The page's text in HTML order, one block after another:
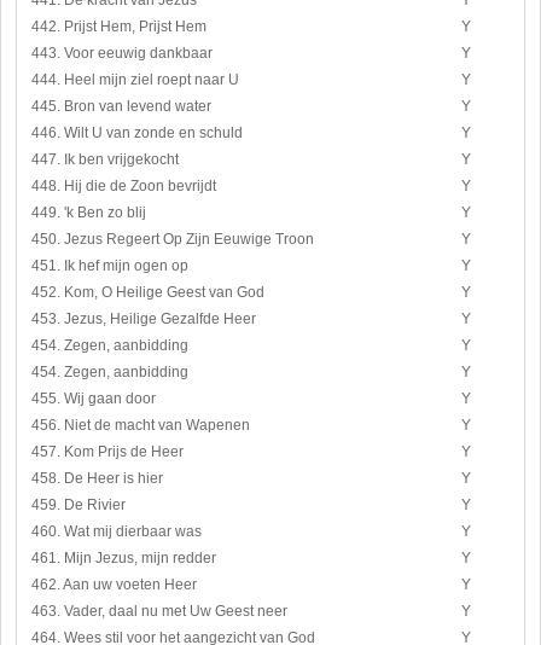
442. Prijst Hem, Prijst Hem
Y
443. Voor eeuwig dankbaar
Y
444. Heel mijn ziel roept naar U
Y
445. Bron van levend water
Y
446. Wilt U van zonde en schuld
Y
447. Ik ben vrijgekocht
Y
448. Hij die de Zoon bevrijdt
Y
449. 'k Ben zo blij
Y
450. Jezus Regeert Op Zijn Eeuwige Troon
Y
451. Ik hef mijn ogen op
Y
452. Kom, O Heilige Geest van God
Y
453. Jezus, Heilige Gezalfde Heer
Y
454. Zegen, aanbidding
Y
454. Zegen, aanbidding
Y
455. Wij gaan door
Y
456. Niet de macht van Wapenen
Y
457. Kom Prijs de Heer
Y
458. De Heer is hier
Y
459. De Rivier
Y
460. Wat mij dierbaar was
Y
461. Mijn Jezus, mijn redder
Y
462. Aan uw voeten Heer
Y
463. Vader, daal nu met Uw Geest neer
Y
464. Wees stil voor het aangezicht van God
Y